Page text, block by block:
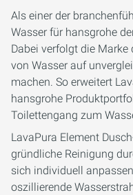
Als einer der
Wasser für hansgrohe
Dabei verfolgt die
von Wasser auf
machen. So erweitert
hansgrohe
Toilettengang zum
LavaPura Element
gründliche Reinigung
sich individuell
oszillierende